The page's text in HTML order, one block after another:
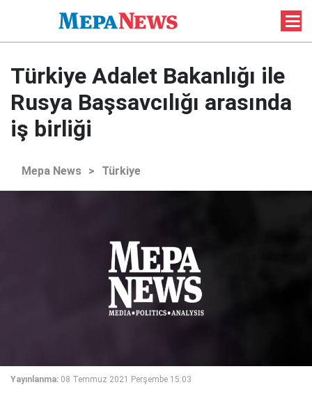
Türkiye Adalet Bakanlığı ile
Rusya Başsavcılığı arasında
iş birliği
Mepa News > Türkiye
Yayınlanma: 08 Temmuz 2021 Perşembe 15:03